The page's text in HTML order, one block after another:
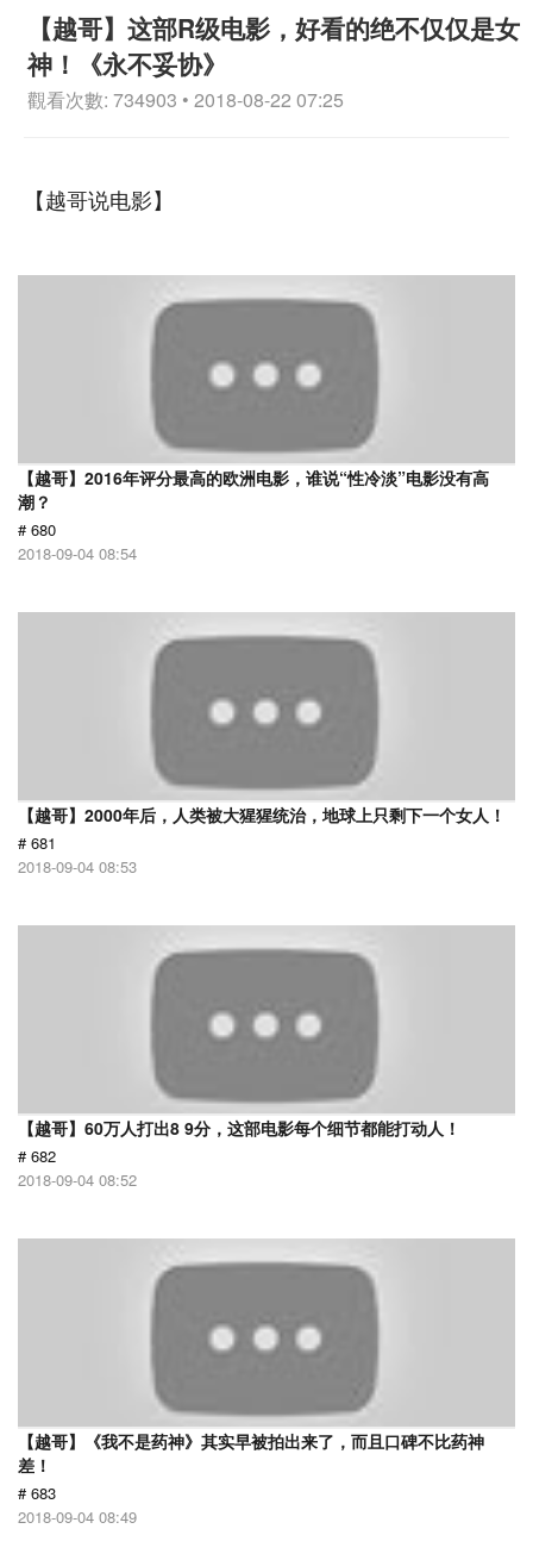
【越哥】这部R级电影，好看的绝不仅仅是女
神！《永不妥协》
觀看次數: 734903 • 2018-08-22 07:25
【越哥说电影】
【越哥】2016年评分最高的欧洲电影，谁说“性冷淡”电影没有高
潮？
# 680
2018-09-04 08:54
【越哥】2000年后，人类被大猩猩统治，地球上只剩下一个女人！
# 681
2018-09-04 08:53
【越哥】60万人打出8 9分，这部电影每个细节都能打动人！
# 682
2018-09-04 08:52
【越哥】《我不是药神》其实早被拍出来了，而且口碑不比药神
差！
# 683
2018-09-04 08:49